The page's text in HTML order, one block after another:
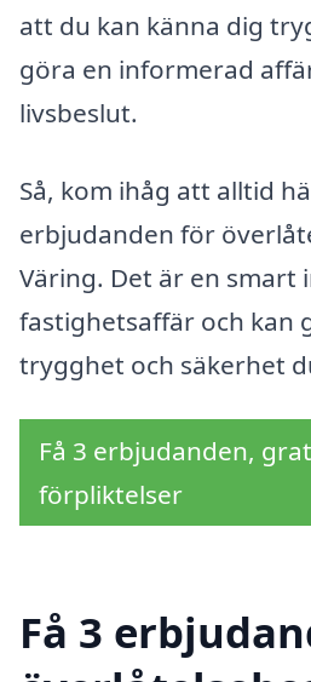
att du kan känna dig
göra en informerad
livsbeslut.
Så, kom ihåg att alltid
erbjudanden för
Väring. Det är en smart
fastighetsaffär och kan
trygghet och säkerhet
Få 3 erbjudanden,
förpliktelser
Få 3